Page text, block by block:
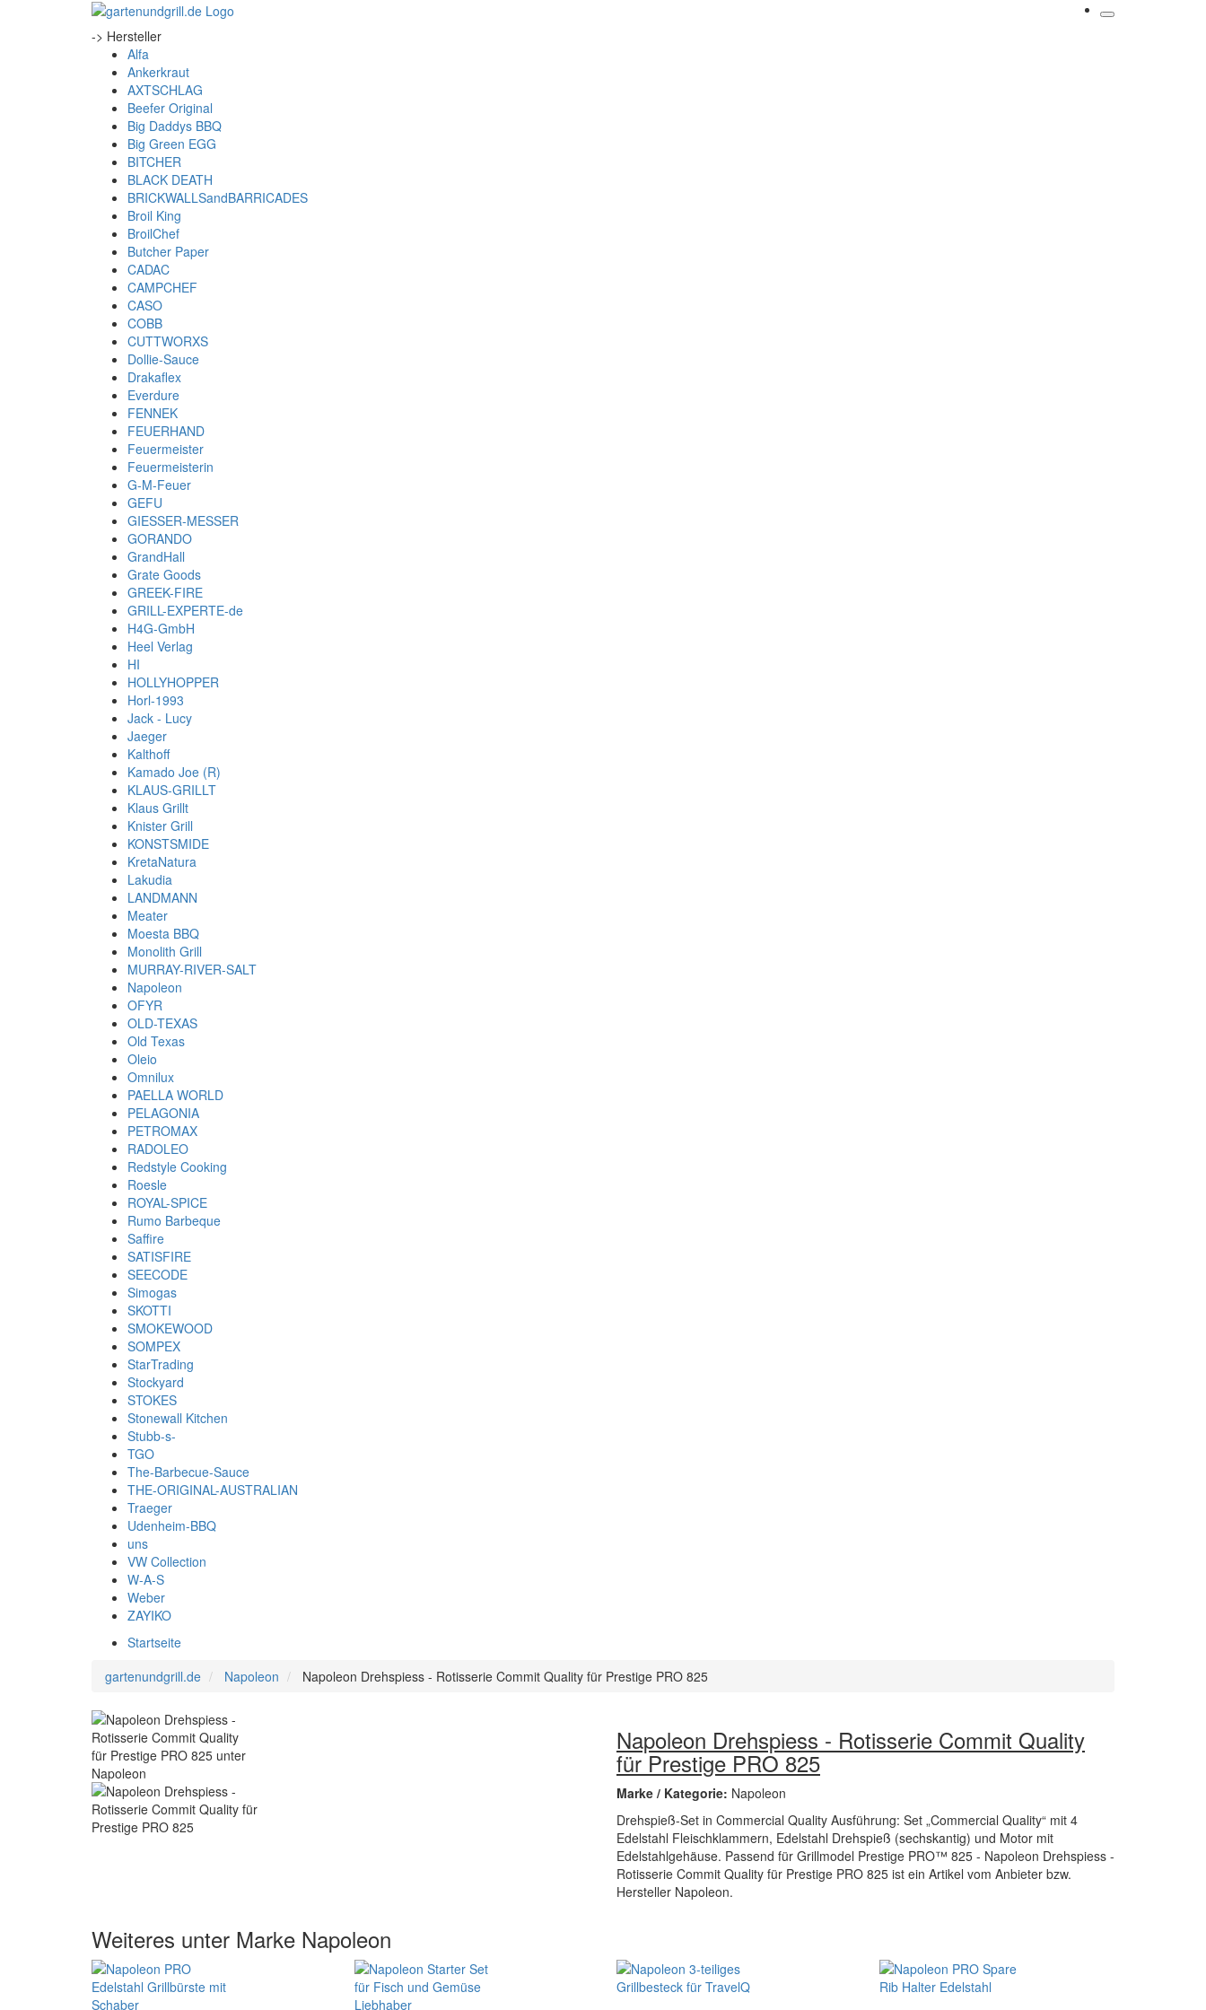
-> Hersteller
Alfa
Ankerkraut
AXTSCHLAG
Beefer Original
Big Daddys BBQ
Big Green EGG
BITCHER
BLACK DEATH
BRICKWALLSandBARRICADES
Broil King
BroilChef
Butcher Paper
CADAC
CAMPCHEF
CASO
COBB
CUTTWORXS
Dollie-Sauce
Drakaflex
Everdure
FENNEK
FEUERHAND
Feuermeister
Feuermeisterin
G-M-Feuer
GEFU
GIESSER-MESSER
GORANDO
GrandHall
Grate Goods
GREEK-FIRE
GRILL-EXPERTE-de
H4G-GmbH
Heel Verlag
HI
HOLLYHOPPER
Horl-1993
Jack - Lucy
Jaeger
Kalthoff
Kamado Joe (R)
KLAUS-GRILLT
Klaus Grillt
Knister Grill
KONSTSMIDE
KretaNatura
Lakudia
LANDMANN
Meater
Moesta BBQ
Monolith Grill
MURRAY-RIVER-SALT
Napoleon
OFYR
OLD-TEXAS
Old Texas
Oleio
Omnilux
PAELLA WORLD
PELAGONIA
PETROMAX
RADOLEO
Redstyle Cooking
Roesle
ROYAL-SPICE
Rumo Barbeque
Saffire
SATISFIRE
SEECODE
Simogas
SKOTTI
SMOKEWOOD
SOMPEX
StarTrading
Stockyard
STOKES
Stonewall Kitchen
Stubb-s-
TGO
The-Barbecue-Sauce
THE-ORIGINAL-AUSTRALIAN
Traeger
Udenheim-BBQ
uns
VW Collection
W-A-S
Weber
ZAYIKO
Startseite
gartenundgrill.de
Napoleon Napoleon Drehspiess - Rotisserie Commit Quality für Prestige PRO 825
Napoleon Drehspiess - Rotisserie Commit Quality
für Prestige PRO 825
Marke / Kategorie: Napoleon
Drehspieß-Set in Commercial Quality Ausführung: Set „Commercial Quality“ mit 4
Edelstahl Fleischklammern, Edelstahl Drehspieß (sechskantig) und Motor mit
Edelstahlgehäuse. Passend für Grillmodel Prestige PRO™ 825 - Napoleon Drehspiess -
Rotisserie Commit Quality für Prestige PRO 825 ist ein Artikel vom Anbieter bzw.
Hersteller Napoleon.
Weiteres unter Marke Napoleon